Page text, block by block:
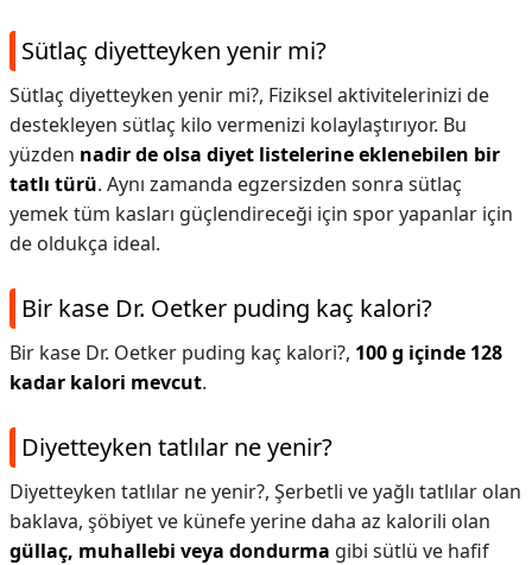
Sütlaç diyetteyken yenir mi?
Sütlaç diyetteyken yenir mi?, Fiziksel aktivitelerinizi de
destekleyen sütlaç kilo vermenizi kolaylaştırıyor. Bu
yüzden nadir de olsa diyet listelerine eklenebilen bir
tatlı türü. Aynı zamanda egzersizden sonra sütlaç
yemek tüm kasları güçlendireceği için spor yapanlar için
de oldukça ideal.
Bir kase Dr. Oetker puding kaç kalori?
Bir kase Dr. Oetker puding kaç kalori?, 100 g içinde 128
kadar kalori mevcut.
Diyetteyken tatlılar ne yenir?
Diyetteyken tatlılar ne yenir?, Şerbetli ve yağlı tatlılar olan
baklava, şöbiyet ve künefe yerine daha az kalorili olan
güllaç, muhallebi veya dondurma gibi sütlü ve hafif